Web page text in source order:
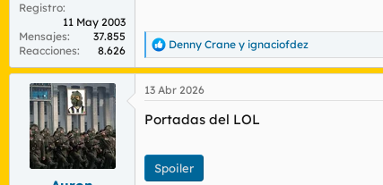
Registro
11 May 2003
Mensajes
37.855
Reacciones
8.626
R
e
a
c
i
e
s
Denny Crane y ignaciofdez
13 Abr 2026
Portadas del LOL
Spoiler